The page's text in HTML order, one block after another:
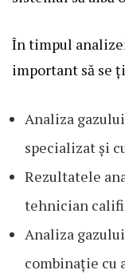
În timpul
important să se
Analiza
specializat și
Rezultatele
tehnician
Analiza
combinație cu